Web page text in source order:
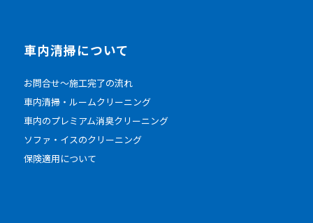
車内清掃について
お問合せ～施工完了の流れ
車内清掃・ルームクリーニング
車内のプレミアム消臭クリーニング
ソファ・イスのクリーニング
保険適用について